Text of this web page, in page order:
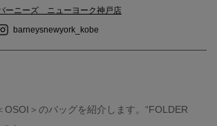
ーニーズ ニューヨーク神戸店
barneysnewyork_kobe
OSOI＞のバッグを紹介します。“FOLDER